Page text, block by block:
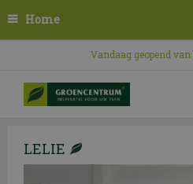
n
Home
Vandaag geopend van
LELIE